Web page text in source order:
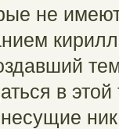
не
в